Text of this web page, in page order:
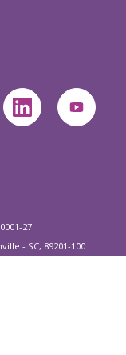
27
- SC, 89201-100